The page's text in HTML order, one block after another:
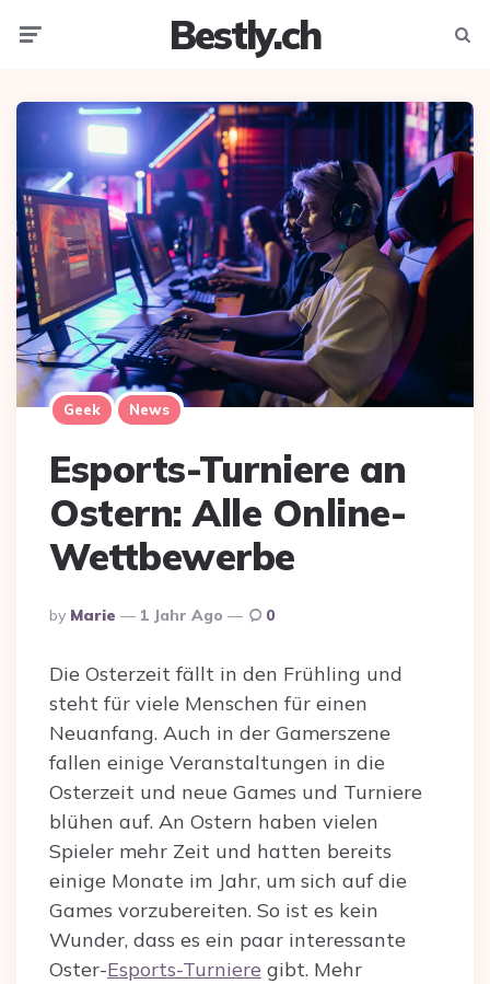
Bestly.ch
Geek News
Esports-Turniere an
Ostern: Alle Online-
Wettbewerbe
Posted
By
By Marie 1 Jahr Ago 0
Die Osterzeit fällt in den Frühling und
steht für viele Menschen für einen
Neuanfang. Auch in der Gamerszene
fallen einige Veranstaltungen in die
Osterzeit und neue Games und Turniere
blühen auf. An Ostern haben vielen
Spieler mehr Zeit und hatten bereits
einige Monate im Jahr, um sich auf die
Games vorzubereiten. So ist es kein
Wunder, dass es ein paar interessante
Oster-Esports-Turniere gibt. Mehr